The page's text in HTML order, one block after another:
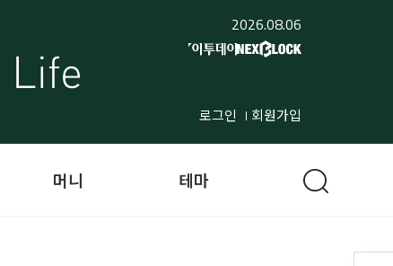
2026.08.06
로그인 회원가입
머니 테마